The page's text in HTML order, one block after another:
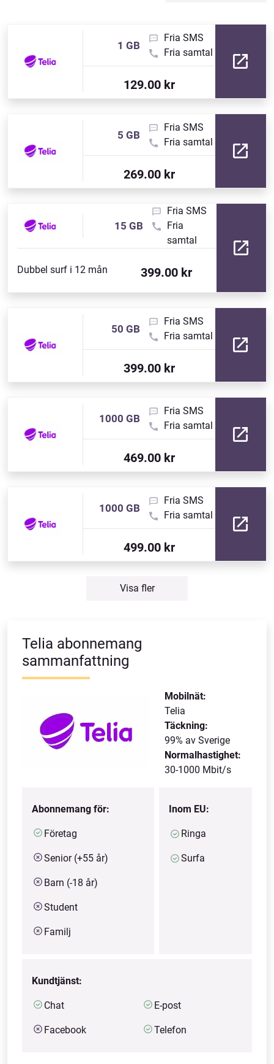
1 GB
Fria SMS
Fria samtal
129.00 kr
5 GB
Fria SMS
Fria samtal
269.00 kr
15 GB
Fria SMS
Fria
samtal
Dubbel surf i 12 mån 399.00 kr
50 GB
Fria SMS
Fria samtal
399.00 kr
1000 GB
Fria SMS
Fria samtal
469.00 kr
1000 GB
Fria SMS
Fria samtal
499.00 kr
Visa fler
Telia abonnemang
sammanfattning
Mobilnät:
Telia
Täckning:
99% av Sverige
Normalhastighet:
30-1000 Mbit/s
Abonnemang för:
Företag
Senior (+55 år)
Barn (-18 år)
Student
Familj
Inom EU:
Ringa
Surfa
Kundtjänst:
Chat E-post
Facebook Telefon